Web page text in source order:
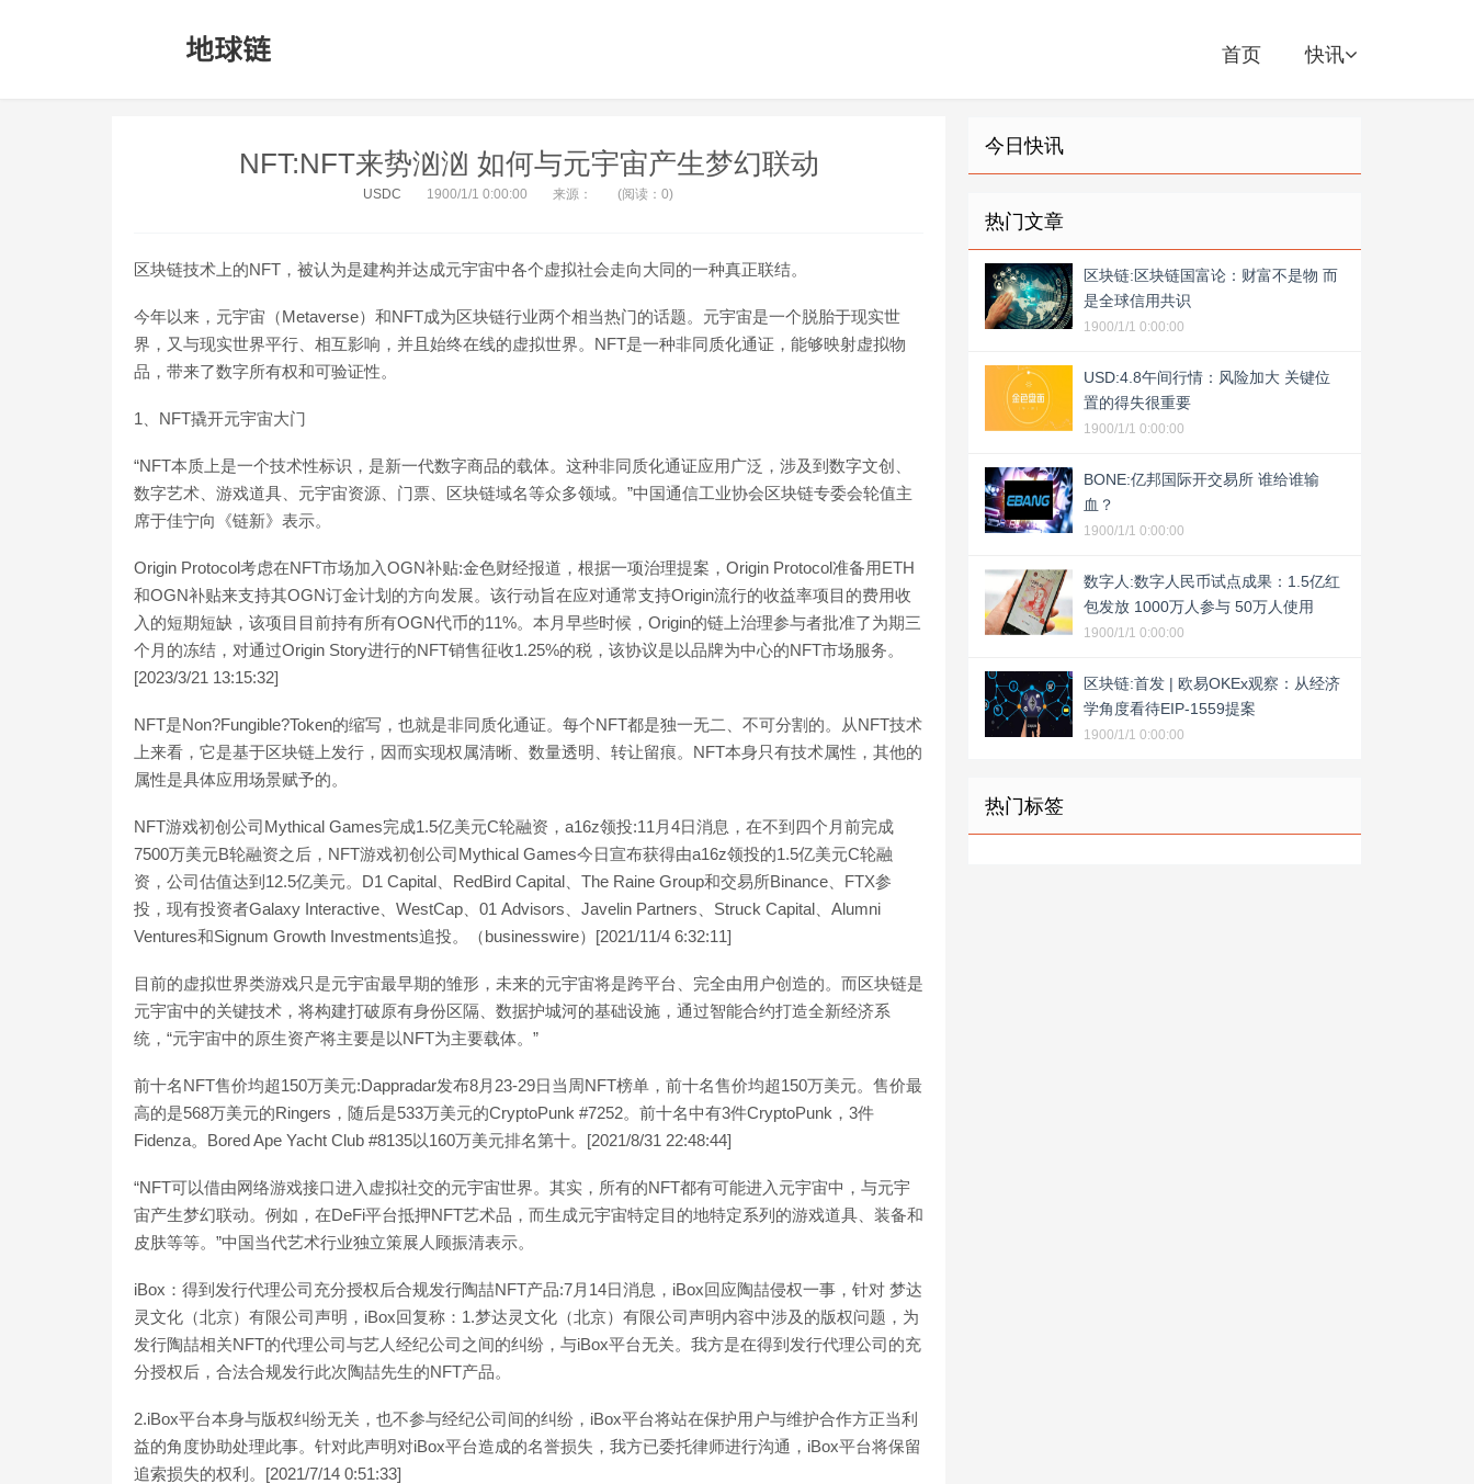
首页 快讯
NFT:NFT来势汹汹 如何与元宇宙产生梦幻联动
USDC 1900/1/1 0:00:00 来源： (阅读：0)
区块链技术上的NFT，被认为是建构并达成元宇宙中各个虚拟社会走向大同的一种真正联结。
今年以来，元宇宙（Metaverse）和NFT成为区块链行业两个相当热门的话题。元宇宙是一个脱胎于现实世
界，又与现实世界平行、相互影响，并且始终在线的虚拟世界。NFT是一种非同质化通证，能够映射虚拟物
品，带来了数字所有权和可验证性。
1、NFT撬开元宇宙大门
“NFT本质上是一个技术性标识，是新一代数字商品的载体。这种非同质化通证应用广泛，涉及到数字文创、
数字艺术、游戏道具、元宇宙资源、门票、区块链域名等众多领域。”中国通信工业协会区块链专委会轮值主
席于佳宁向《链新》表示。
Origin Protocol考虑在NFT市场加入OGN补贴:金色财经报道，根据一项治理提案，Origin Protocol准备用ETH
和OGN补贴来支持其OGN订金计划的方向发展。该行动旨在应对通常支持Origin流行的收益率项目的费用收
入的短期短缺，该项目目前持有所有OGN代币的11%。本月早些时候，Origin的链上治理参与者批准了为期三
个月的冻结，对通过Origin Story进行的NFT销售征收1.25%的税，该协议是以品牌为中心的NFT市场服务。
[2023/3/21 13:15:32]
NFT是Non?Fungible?Token的缩写，也就是非同质化通证。每个NFT都是独一无二、不可分割的。从NFT技术
上来看，它是基于区块链上发行，因而实现权属清晰、数量透明、转让留痕。NFT本身只有技术属性，其他的
属性是具体应用场景赋予的。
NFT游戏初创公司Mythical Games完成1.5亿美元C轮融资，a16z领投:11月4日消息，在不到四个月前完成
7500万美元B轮融资之后，NFT游戏初创公司Mythical Games今日宣布获得由a16z领投的1.5亿美元C轮融
资，公司估值达到12.5亿美元。D1 Capital、RedBird Capital、The Raine Group和交易所Binance、FTX参
投，现有投资者Galaxy Interactive、WestCap、01 Advisors、Javelin Partners、Struck Capital、Alumni
Ventures和Signum Growth Investments追投。（businesswire）[2021/11/4 6:32:11]
目前的虚拟世界类游戏只是元宇宙最早期的雏形，未来的元宇宙将是跨平台、完全由用户创造的。而区块链是
元宇宙中的关键技术，将构建打破原有身份区隔、数据护城河的基础设施，通过智能合约打造全新经济系
统，“元宇宙中的原生资产将主要是以NFT为主要载体。”
前十名NFT售价均超150万美元:Dappradar发布8月23-29日当周NFT榜单，前十名售价均超150万美元。售价最
高的是568万美元的Ringers，随后是533万美元的CryptoPunk #7252。前十名中有3件CryptoPunk，3件
Fidenza。Bored Ape Yacht Club #8135以160万美元排名第十。[2021/8/31 22:48:44]
“NFT可以借由网络游戏接口进入虚拟社交的元宇宙世界。其实，所有的NFT都有可能进入元宇宙中，与元宇
宙产生梦幻联动。例如，在DeFi平台抵押NFT艺术品，而生成元宇宙特定目的地特定系列的游戏道具、装备和
皮肤等等。”中国当代艺术行业独立策展人顾振清表示。
iBox：得到发行代理公司充分授权后合规发行陶喆NFT产品:7月14日消息，iBox回应陶喆侵权一事，针对 梦达
灵文化（北京）有限公司声明，iBox回复称：1.梦达灵文化（北京）有限公司声明内容中涉及的版权问题，为
发行陶喆相关NFT的代理公司与艺人经纪公司之间的纠纷，与iBox平台无关。我方是在得到发行代理公司的充
分授权后，合法合规发行此次陶喆先生的NFT产品。
2.iBox平台本身与版权纠纷无关，也不参与经纪公司间的纠纷，iBox平台将站在保护用户与维护合作方正当利
益的角度协助处理此事。针对此声明对iBox平台造成的名誉损失，我方已委托律师进行沟通，iBox平台将保留
追索损失的权利。[2021/7/14 0:51:33]
今日快讯
热门文章
区块链:区块链国富论：财富不是物 而
是全球信用共识
1900/1/1 0:00:00
USD:4.8午间行情：风险加大 关键位
置的得失很重要
1900/1/1 0:00:00
BONE:亿邦国际开交易所 谁给谁输
血？
1900/1/1 0:00:00
数字人:数字人民币试点成果：1.5亿红
包发放 1000万人参与 50万人使用
1900/1/1 0:00:00
区块链:首发 | 欧易OKEx观察：从经济
学角度看待EIP-1559提案
1900/1/1 0:00:00
热门标签